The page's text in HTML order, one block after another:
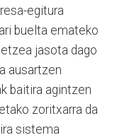
egitura
buelta emateko
jasota dago
ausartzen
baitira agintzen
zoritxarra da
sistema